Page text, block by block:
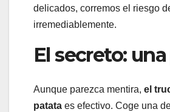
delicados, corremos el riesgo
irremediablemente.
El secreto:
Aunque parezca mentira, el
patata es efectivo. Coge una